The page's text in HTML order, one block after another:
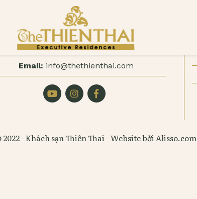
Điện thoại:(+84.24) 37185568
Fax:(+84.24) 37185519
Email: info@thethienthai.com
- Khách sạn Thiên Thai - Website bởi Alisso.com